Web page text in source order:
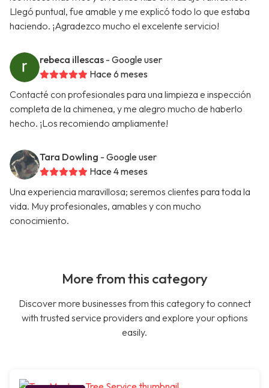
Llegó puntual, fue amable y me explicó todo lo que estaba
haciendo. ¡Agradezco mucho el excelente servicio!
rebeca illescas - Google user
Hace 6 meses
Contacté con profesionales para una limpieza e inspección
completa de la chimenea, y me alegro mucho de haberlo
hecho. ¡Los recomiendo ampliamente!
Tara Dowling - Google user
Hace 4 meses
Una experiencia maravillosa; seremos clientes para toda la
vida. Muy profesionales, amables y con mucho
conocimiento.
More from this category
Discover more businesses from this category to connect
with trusted service providers and explore your options
easily.